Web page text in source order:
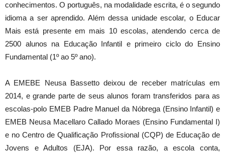
conhecimentos. O português, na modalidade escrita, é o segundo
idioma a ser aprendido. Além dessa unidade escolar, o Educar
Mais está presente em mais 10 escolas, atendendo cerca de
2500 alunos na Educação Infantil e primeiro ciclo do Ensino
Fundamental (1º ao 5º ano).
A EMEBE Neusa Bassetto deixou de receber matrículas em
2014, e grande parte de seus alunos foram transferidos para as
escolas-polo EMEB Padre Manuel da Nóbrega (Ensino Infantil) e
EMEB Neusa Macellaro Callado Moraes (Ensino Fundamental I)
e no Centro de Qualificação Profissional (CQP) de Educação de
Jovens e Adultos (EJA). Por essa razão, a escola conta,